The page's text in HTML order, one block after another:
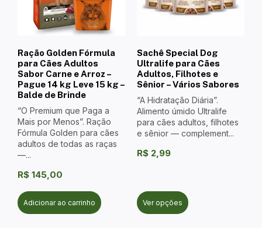
Ração Golden Fórmula
para Cães Adultos
Sabor Carne e Arroz –
Pague 14 kg Leve 15 kg –
Balde de Brinde
“O Premium que Paga a
Mais por Menos”. Ração
Fórmula Golden para cães
adultos de todas as raças
—...
R$ 145,00
Adicionar ao carrinho
Sachê Special Dog
Ultralife para Cães
Adultos, Filhotes e
Sênior – Vários Sabores
“A Hidratação Diária”.
Alimento úmido Ultralife
para cães adultos, filhotes
e sênior — complement...
R$ 2,99
Ver opções